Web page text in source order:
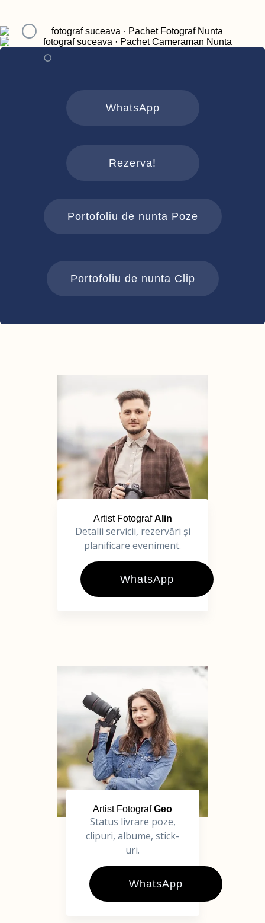
WhatsApp
Rezerva!
Portofoliu de nunta Poze
Portofoliu de nunta Clip
Artist FotografAlin
Detalii servicii, rezervări și
planificare eveniment.
WhatsApp
Artist FotografGeo
Status livrare poze,
clipuri, albume, stick-
uri.
WhatsApp